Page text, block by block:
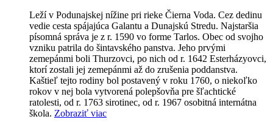
Leží v Podunajskej nížine pri rieke Čierna Voda. Cez dedinu
vedie cesta spájajúca Galantu a Dunajskú Stredu. Najstaršia
písomná správa je z r. 1590 vo forme Tarlos. Obec od svojho
vzniku patrila do šintavského panstva. Jeho prvými
zemepánmi boli Thurzovci, po nich od r. 1642 Esterházyovci,
ktorí zostali jej zemepánmi až do zrušenia poddanstva.
Kaštieľ tejto rodiny bol postavený v roku 1760, o niekoľko
rokov v nej bola vytvorená polepšovňa pre šľachtické
ratolesti, od r. 1763 sirotinec, od r. 1967 osobitná internátna
škola. Zobraziť viac